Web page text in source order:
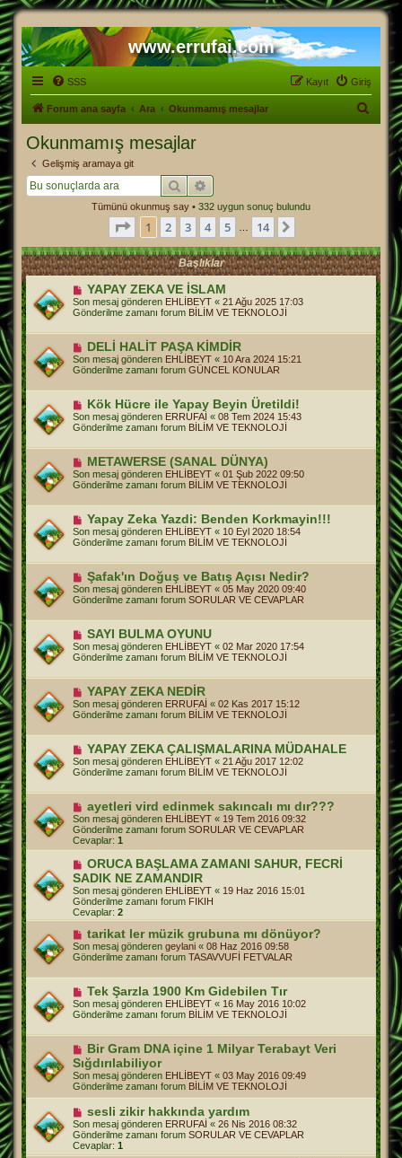
www.errufai.com
SSS Giriş
Kayıt
Forum ana sayfa Ara Okunmamış mesajlar
Okunmamış mesajlar
Gelişmiş aramaya git
Ara
Tümünü okunmuş say • 332 uygun sonuç bulundu
. sayfa (Toplam 14 sayfa)
1 2 3 4 5 14
Başlıklar
Y
n
i
e
s
a
j
YAPAY ZEKA VE İSLAM
Son mesaj gönderen EHLİBEYT « 21 Ağu 2025 17:03
Gönderilme zamanı forum BİLİM VE TEKNOLOJİ
Y
e
n
i
e
s
a
j
DELİ HALİT PAŞA KİMDİR
Son mesaj gönderen EHLİBEYT « 10 Ara 2024 15:21
Gönderilme zamanı forum GÜNCEL KONULAR
Y
e
n
i
e
s
a
j
Kök Hücre ile Yapay Beyin Üretildi!
Son mesaj gönderen ERRUFAİ « 08 Tem 2024 15:43
Gönderilme zamanı forum BİLİM VE TEKNOLOJİ
Y
e
n
i
e
a
j
METAWERSE (SANAL DÜNYA)
Son mesaj gönderen EHLİBEYT « 01 Şub 2022 09:50
Gönderilme zamanı forum BİLİM VE TEKNOLOJİ
Y
n
i
s
a
j
Yapay Zeka Yazdi: Benden Korkmayin!!!
Son mesaj gönderen EHLİBEYT « 10 Eyl 2020 18:54
Gönderilme zamanı forum BİLİM VE TEKNOLOJİ
Y
e
n
i
s
a
j
Şafak'ın Doğuş ve Batış Açısı Nedir?
Son mesaj gönderen EHLİBEYT « 05 May 2020 09:40
Gönderilme zamanı forum SORULAR VE CEVAPLAR
Y
e
n
i
e
a
j
SAYI BULMA OYUNU
Son mesaj gönderen EHLİBEYT « 02 Mar 2020 17:54
Gönderilme zamanı forum BİLİM VE TEKNOLOJİ
Y
n
i
e
a
j
YAPAY ZEKA NEDİR
Son mesaj gönderen ERRUFAİ « 02 Kas 2017 15:12
Gönderilme zamanı forum BİLİM VE TEKNOLOJİ
Y
n
i
s
a
j
YAPAY ZEKA ÇALIŞMALARINA MÜDAHALE
Son mesaj gönderen EHLİBEYT « 21 Ağu 2017 12:02
Gönderilme zamanı forum BİLİM VE TEKNOLOJİ
Y
e
n
i
m
s
a
j
ayetleri vird edinmek sakıncalı mı dır???
Son mesaj gönderen EHLİBEYT « 19 Tem 2016 09:32
Gönderilme zamanı forum SORULAR VE CEVAPLAR
Cevaplar: 1
Y
e
n
i
m
e
a
j
ORUCA BAŞLAMA ZAMANI SAHUR, FECRİ
SADIK NE ZAMANDIR
Son mesaj gönderen EHLİBEYT « 19 Haz 2016 15:01
Gönderilme zamanı forum FIKIH
Cevaplar: 2
Y
e
n
i
e
a
j
tarikat ler müzik grubuna mı dönüyor?
Son mesaj gönderen geylani « 08 Haz 2016 09:58
Gönderilme zamanı forum TASAVVUFİ FETVALAR
Y
n
i
e
s
a
j
Tek Şarzla 1900 Km Gidebilen Tır
Son mesaj gönderen EHLİBEYT « 16 May 2016 10:02
Gönderilme zamanı forum BİLİM VE TEKNOLOJİ
Y
e
n
i
m
e
s
a
j
Bir Gram DNA içine 1 Milyar Terabayt Veri
Sığdırılabiliyor
Son mesaj gönderen EHLİBEYT « 03 May 2016 09:49
Gönderilme zamanı forum BİLİM VE TEKNOLOJİ
Y
e
n
i
m
sesli zikir hakkında yardım
Son mesaj gönderen ERRUFAİ « 26 Nis 2016 08:32
Gönderilme zamanı forum SORULAR VE CEVAPLAR
Cevaplar: 1